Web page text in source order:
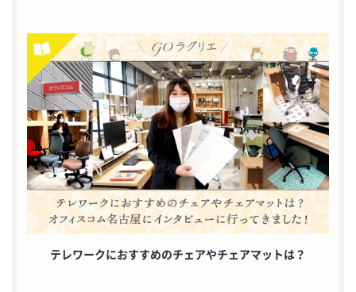
テレワークにおすすめのチェアやチェアマットは？